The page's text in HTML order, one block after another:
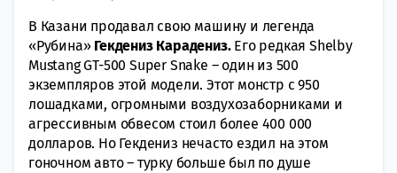
В Казани продавал свою машину и легенда
«Рубина» Гекдениз Карадениз.Его редкая Shelby
Mustang GT-500 Super Snake – один из 500
экземпляров этой модели. Этот монстр с 950
лошадками, огромными воздухозаборниками и
агрессивным обвесом стоил более 400 000
долларов. Но Гекдениз нечасто ездил на этом
гоночном авто – турку больше был по душе